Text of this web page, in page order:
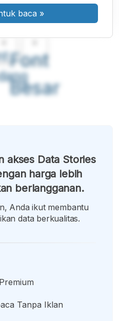
Font
Besar
baca »
akses Data Stories
harga lebih
berlangganan.
Anda ikut membantu
data berkualitas.
Tanpa Iklan